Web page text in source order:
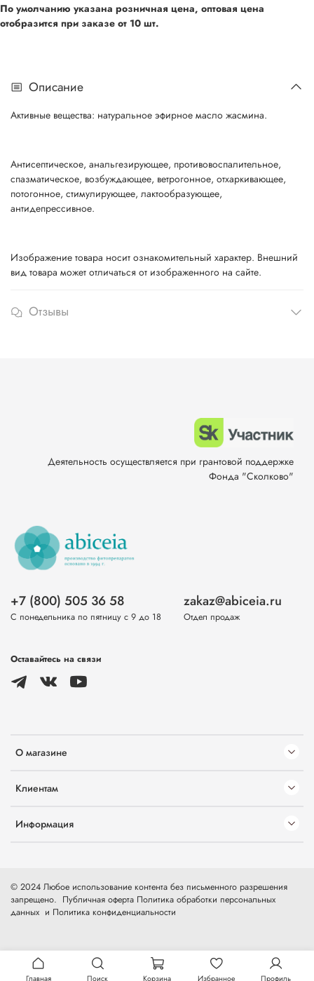
По умолчанию указана розничная цена, оптовая цена
отобразится при заказе от 10 шт.
Описание
Активные вещества: натуральное эфирное масло жасмина.
Антисептическое, анальгезирующее, противовоспалительное,
спазматическое, возбуждающее, ветрогонное, отхаркивающее,
потогонное, стимулирующее, лактообразующее,
антидепрессивное.
Изображение товара носит ознакомительный характер. Внешний
вид товара может отличаться от изображенного на сайте.
Отзывы
О магазине
Клиентам
Информация
+7 (800) 505 36 58
С понедельника по пятницу с 9 до 18
zakaz@abiceia.ru
Отдел продаж
Оставайтесь на связи
Деятельность осуществляется при грантовой поддержке
Фонда "Сколково"
© 2024 Любое использование контента без письменного разрешения
запрещено. Публичная оферта Политика обработки персональных
данных и Политика конфиденциальности
Главная Поиск Корзина Избранное Профиль